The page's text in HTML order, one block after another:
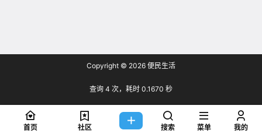
Copyright © 2026 便民生活
查询 4 次，耗时 0.1670 秒
首页 社区 搜索 菜单 我的